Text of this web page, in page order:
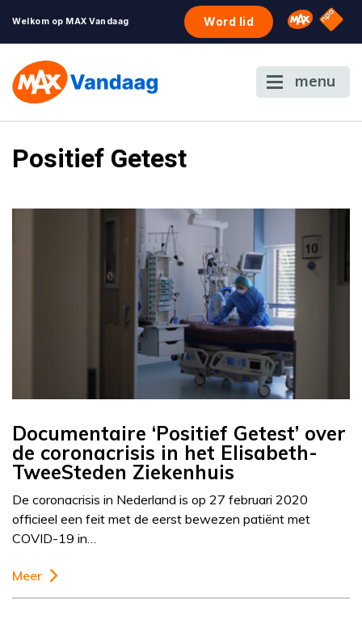
Welkom op MAX Vandaag Word lid Omroep
NPO
menu
Positief Getest
Documentaire ‘Positief Getest’ over
de coronacrisis in het Elisabeth-
TweeSteden Ziekenhuis
De coronacrisis in Nederland is op 27 februari 2020
officieel een feit met de eerst bewezen patiënt met
COVID-19 in…
Meer